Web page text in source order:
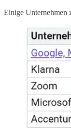
Einige Unternehmen